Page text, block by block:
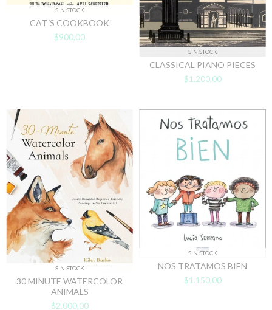
SIN STOCK
CAT´S COOKBOOK
$900,00
SIN STOCK
CLASSICAL PIANO PIECES
$1.200,00
SIN STOCK
30 MINUTE WATERCOLOR
ANIMALS
$2.000,00
SIN STOCK
NOS TRATAMOS BIEN
$1.150,00